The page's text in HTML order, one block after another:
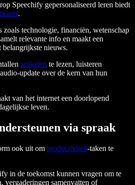
Speechify gepersonaliseerd leren biedt
.
zoals technologie, financiën, wetenschap
relevante info en maakt een
belangrijkste nieuws.
artikelen te lezen, luisteren
update over de kern van hun
van het internet een doorlopend
leven.
via spraak
ook uit om productiviteit-taken te
in de toekomst kunnen vragen om te
vergaderingen samenvatten of